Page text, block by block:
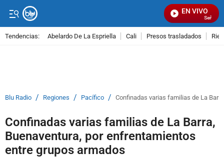
EN VIVO
Señal
Tendencias: Abelardo De La Espriella Cali Presos trasladados
Blu Radio / Regiones / Pacífico / Confinadas varias familias de La
Confinadas varias familias de La Barra,
Buenaventura, por enfrentamientos
entre grupos armados